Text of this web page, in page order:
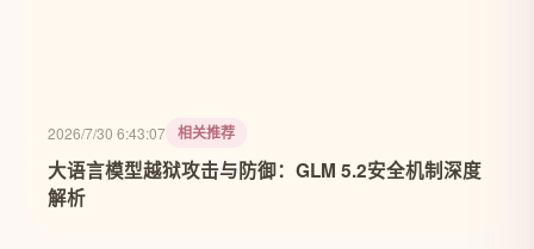
2026/7/30 6:43:07 相关推荐
大语言模型越狱攻击与防御：GLM 5.2安全机制深度
解析